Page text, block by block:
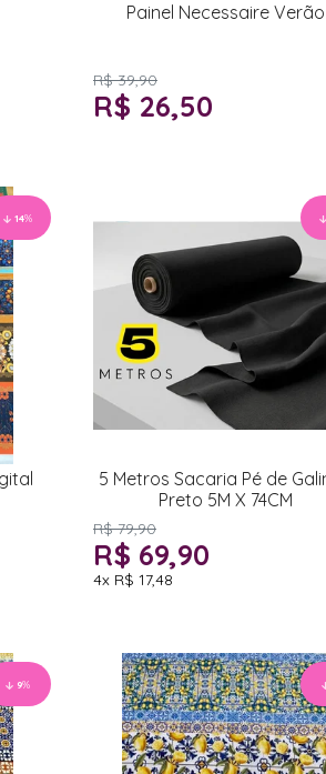
Painel Necessaire Verão
R$ 39,90
R$ 26,50
14%
5 Metros Sacaria Pé de
Preto 5M X 74CM
R$ 79,90
R$ 69,90
4x R$ 17,48
9%